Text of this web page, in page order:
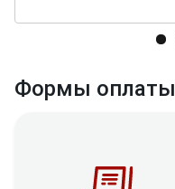
Формы оплаты